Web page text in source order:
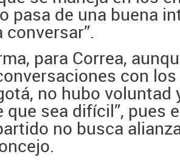
pasa de una buena
para Correa,
con
no hubo voluntad
que sea difícil”, pues
no busca